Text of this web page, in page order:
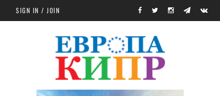
Skip to main content
SIGN IN / JOIN